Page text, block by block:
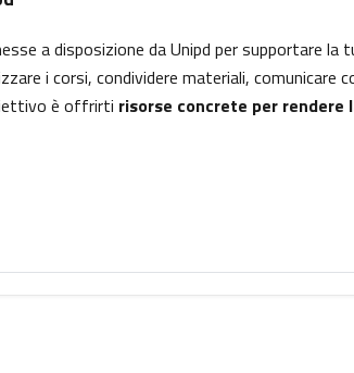
a disposizione da Unipd per supportare
i corsi, condividere materiali, comunicare
è offrirti risorse concrete per rendere